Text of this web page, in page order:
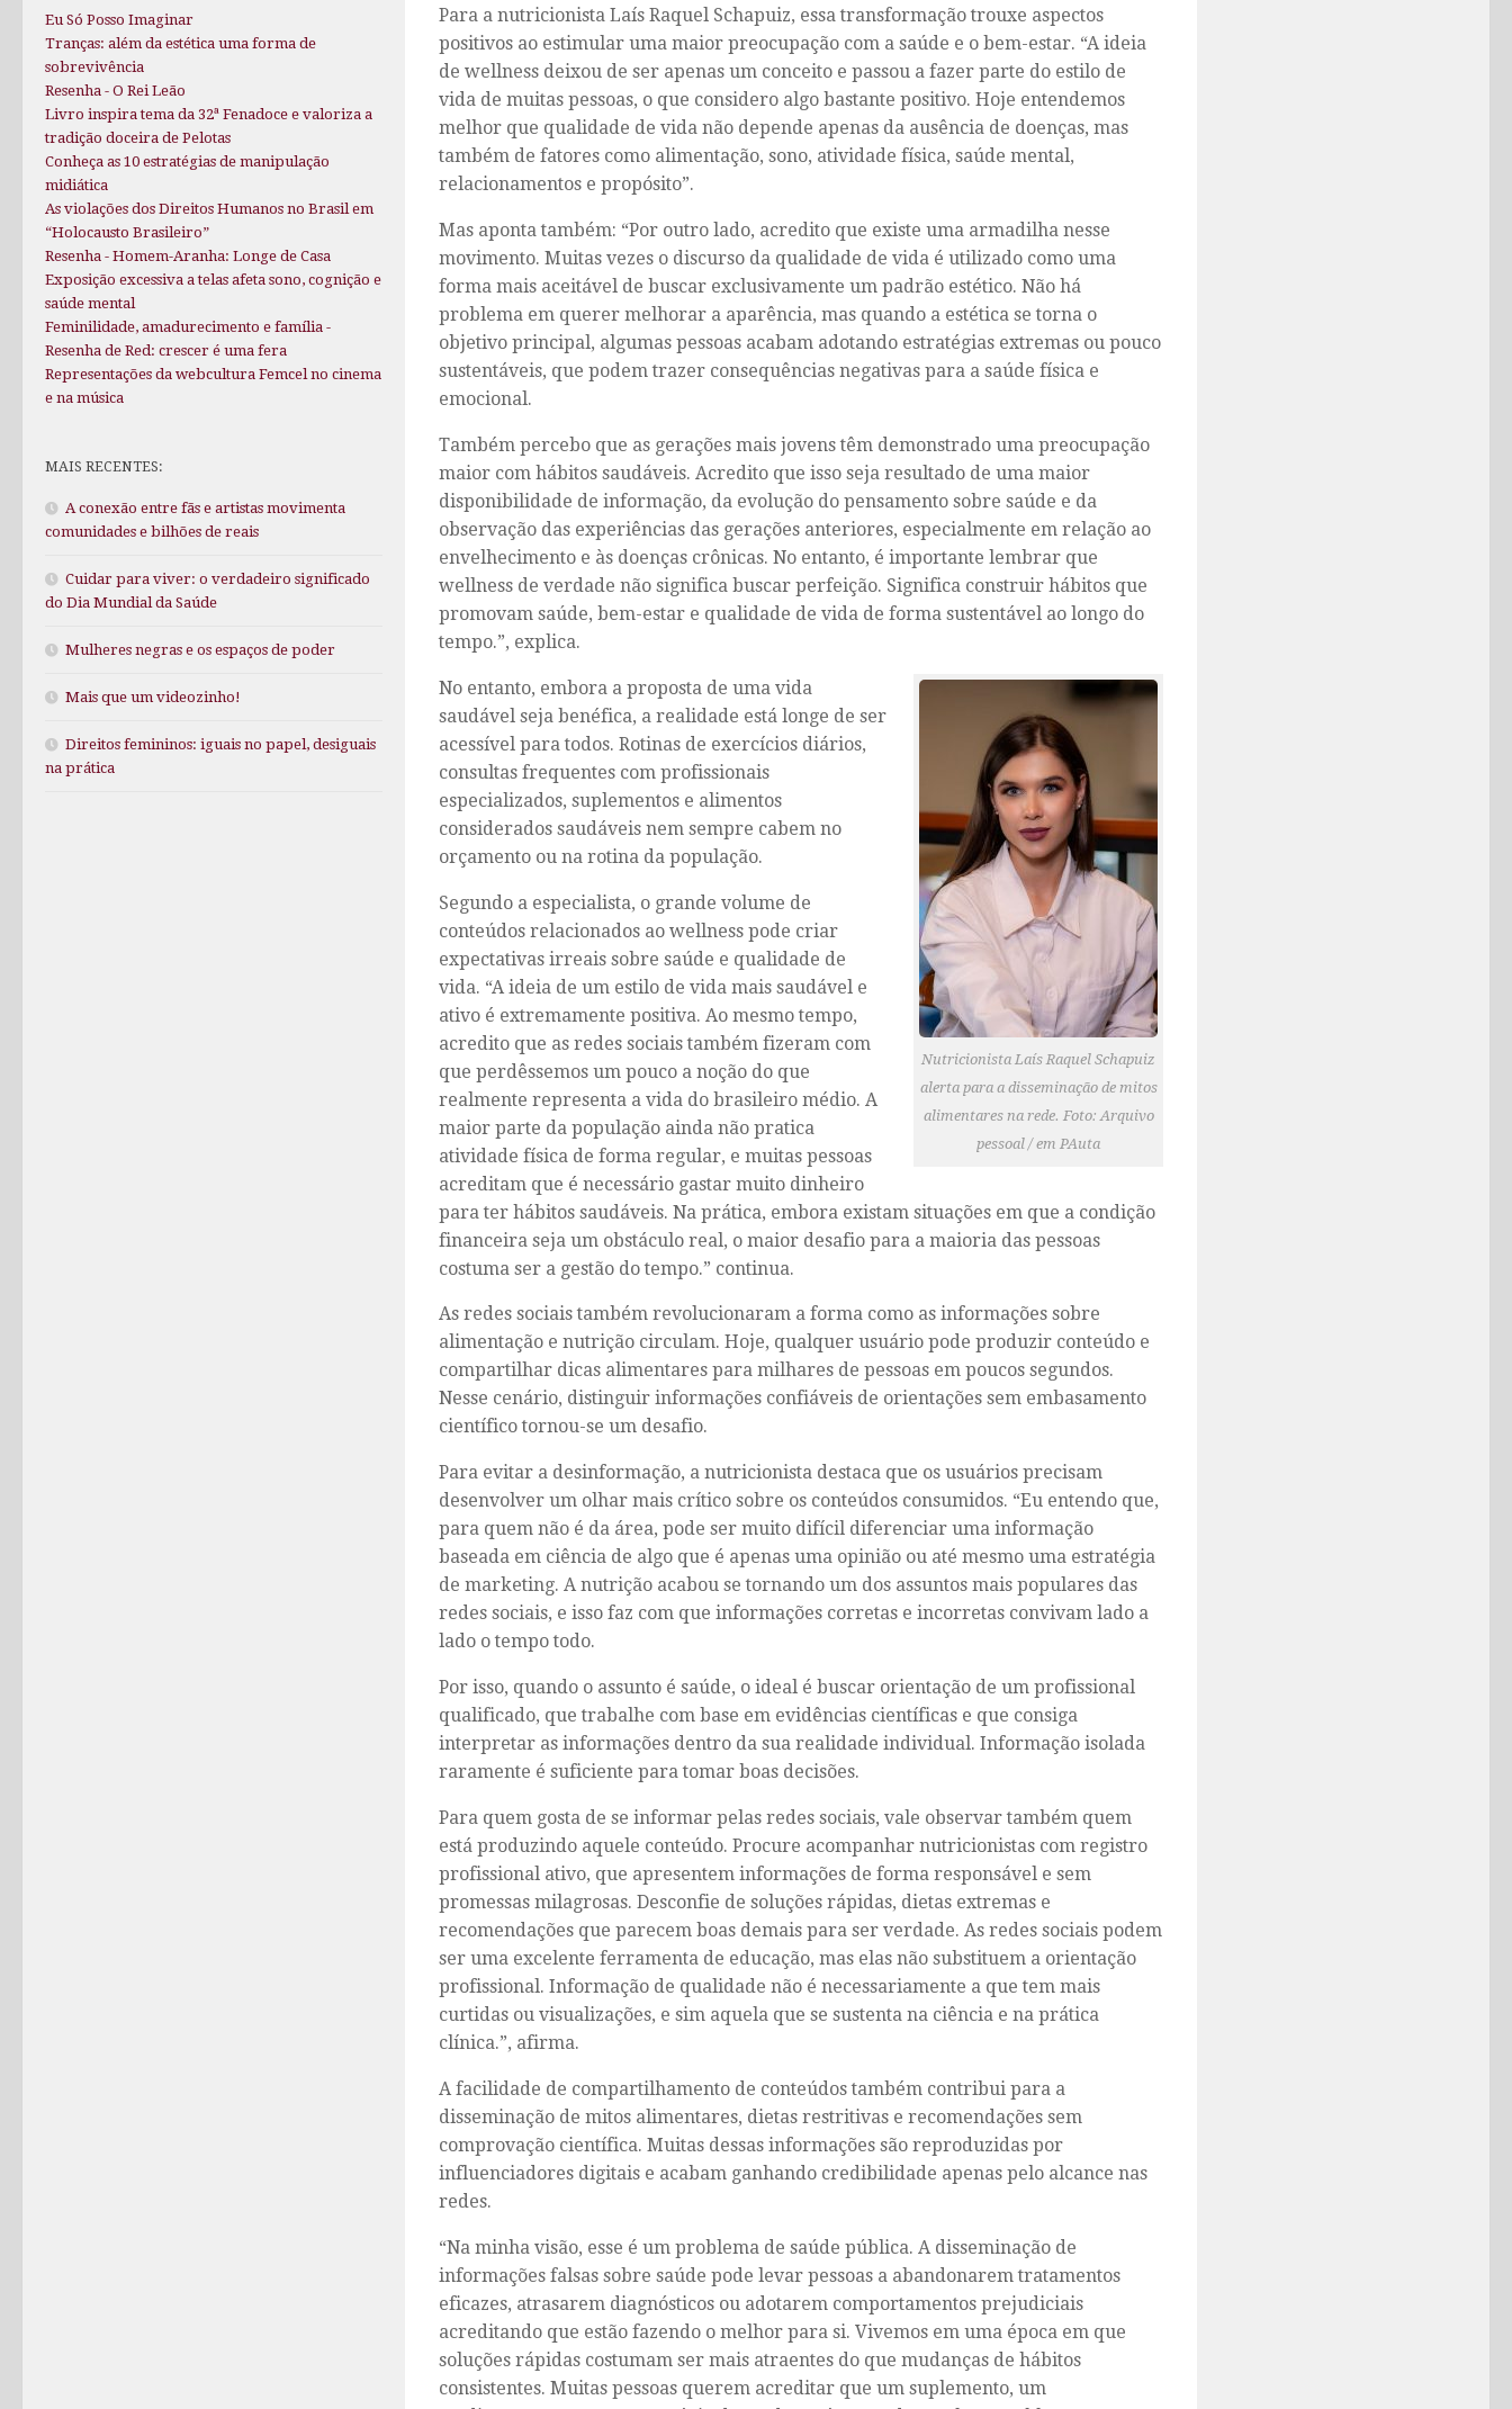
Para a nutricionista Laís Raquel Schapuiz, essa transformação trouxe aspectos
positivos ao estimular uma maior preocupação com a saúde e o bem-estar. “A ideia
de wellness deixou de ser apenas um conceito e passou a fazer parte do estilo de
vida de muitas pessoas, o que considero algo bastante positivo. Hoje entendemos
melhor que qualidade de vida não depende apenas da ausência de doenças, mas
também de fatores como alimentação, sono, atividade física, saúde mental,
relacionamentos e propósito”.
Mas aponta também: “Por outro lado, acredito que existe uma armadilha nesse
movimento. Muitas vezes o discurso da qualidade de vida é utilizado como uma
forma mais aceitável de buscar exclusivamente um padrão estético. Não há
problema em querer melhorar a aparência, mas quando a estética se torna o
objetivo principal, algumas pessoas acabam adotando estratégias extremas ou pouco
sustentáveis, que podem trazer consequências negativas para a saúde física e
emocional.
Também percebo que as gerações mais jovens têm demonstrado uma preocupação
maior com hábitos saudáveis. Acredito que isso seja resultado de uma maior
disponibilidade de informação, da evolução do pensamento sobre saúde e da
observação das experiências das gerações anteriores, especialmente em relação ao
envelhecimento e às doenças crônicas. No entanto, é importante lembrar que
wellness de verdade não significa buscar perfeição. Significa construir hábitos que
promovam saúde, bem-estar e qualidade de vida de forma sustentável ao longo do
tempo.”, explica.
Nutricionista Laís Raquel Schapuiz
alerta para a disseminação de mitos
alimentares na rede. Foto: Arquivo
pessoal / em PAuta
No entanto, embora a proposta de uma vida
saudável seja benéfica, a realidade está longe de ser
acessível para todos. Rotinas de exercícios diários,
consultas frequentes com profissionais
especializados, suplementos e alimentos
considerados saudáveis nem sempre cabem no
orçamento ou na rotina da população.
Segundo a especialista, o grande volume de
conteúdos relacionados ao wellness pode criar
expectativas irreais sobre saúde e qualidade de
vida. “A ideia de um estilo de vida mais saudável e
ativo é extremamente positiva. Ao mesmo tempo,
acredito que as redes sociais também fizeram com
que perdêssemos um pouco a noção do que
realmente representa a vida do brasileiro médio. A
maior parte da população ainda não pratica
atividade física de forma regular, e muitas pessoas
acreditam que é necessário gastar muito dinheiro
para ter hábitos saudáveis. Na prática, embora existam situações em que a condição
financeira seja um obstáculo real, o maior desafio para a maioria das pessoas
costuma ser a gestão do tempo.” continua.
As redes sociais também revolucionaram a forma como as informações sobre
alimentação e nutrição circulam. Hoje, qualquer usuário pode produzir conteúdo e
compartilhar dicas alimentares para milhares de pessoas em poucos segundos.
Nesse cenário, distinguir informações confiáveis de orientações sem embasamento
científico tornou-se um desafio.
Para evitar a desinformação, a nutricionista destaca que os usuários precisam
desenvolver um olhar mais crítico sobre os conteúdos consumidos. “Eu entendo que,
para quem não é da área, pode ser muito difícil diferenciar uma informação
baseada em ciência de algo que é apenas uma opinião ou até mesmo uma estratégia
de marketing. A nutrição acabou se tornando um dos assuntos mais populares das
redes sociais, e isso faz com que informações corretas e incorretas convivam lado a
lado o tempo todo.
Por isso, quando o assunto é saúde, o ideal é buscar orientação de um profissional
qualificado, que trabalhe com base em evidências científicas e que consiga
interpretar as informações dentro da sua realidade individual. Informação isolada
raramente é suficiente para tomar boas decisões.
Para quem gosta de se informar pelas redes sociais, vale observar também quem
está produzindo aquele conteúdo. Procure acompanhar nutricionistas com registro
profissional ativo, que apresentem informações de forma responsável e sem
promessas milagrosas. Desconfie de soluções rápidas, dietas extremas e
recomendações que parecem boas demais para ser verdade. As redes sociais podem
ser uma excelente ferramenta de educação, mas elas não substituem a orientação
profissional. Informação de qualidade não é necessariamente a que tem mais
curtidas ou visualizações, e sim aquela que se sustenta na ciência e na prática
clínica.”, afirma.
A facilidade de compartilhamento de conteúdos também contribui para a
disseminação de mitos alimentares, dietas restritivas e recomendações sem
comprovação científica. Muitas dessas informações são reproduzidas por
influenciadores digitais e acabam ganhando credibilidade apenas pelo alcance nas
redes.
“Na minha visão, esse é um problema de saúde pública. A disseminação de
informações falsas sobre saúde pode levar pessoas a abandonarem tratamentos
eficazes, atrasarem diagnósticos ou adotarem comportamentos prejudiciais
acreditando que estão fazendo o melhor para si. Vivemos em uma época em que
soluções rápidas costumam ser mais atraentes do que mudanças de hábitos
consistentes. Muitas pessoas querem acreditar que um suplemento, um
Eu Só Posso Imaginar
Tranças: além da estética uma forma de
sobrevivência
Resenha - O Rei Leão
Livro inspira tema da 32ª Fenadoce e valoriza a
tradição doceira de Pelotas
Conheça as 10 estratégias de manipulação
midiática
As violações dos Direitos Humanos no Brasil em
“Holocausto Brasileiro”
Resenha - Homem-Aranha: Longe de Casa
Exposição excessiva a telas afeta sono, cognição e
saúde mental
Feminilidade, amadurecimento e família -
Resenha de Red: crescer é uma fera
Representações da webcultura Femcel no cinema
e na música
MAIS RECENTES:
A conexão entre fãs e artistas movimenta
comunidades e bilhões de reais
Cuidar para viver: o verdadeiro significado
do Dia Mundial da Saúde
Mulheres negras e os espaços de poder
Mais que um videozinho!
Direitos femininos: iguais no papel, desiguais
na prática